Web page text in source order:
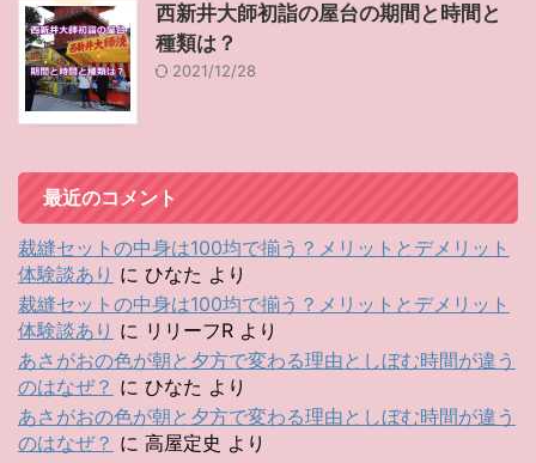
西新井大師初詣の屋台の期間と時間と
種類は？
2021/12/28
最近のコメント
裁縫セットの中身は100均で揃う？メリットとデメリット
体験談あり に ひなた より
裁縫セットの中身は100均で揃う？メリットとデメリット
体験談あり に リリーフR より
あさがおの色が朝と夕方で変わる理由としぼむ時間が違う
のはなぜ？ に ひなた より
あさがおの色が朝と夕方で変わる理由としぼむ時間が違う
のはなぜ？ に 高屋定史 より